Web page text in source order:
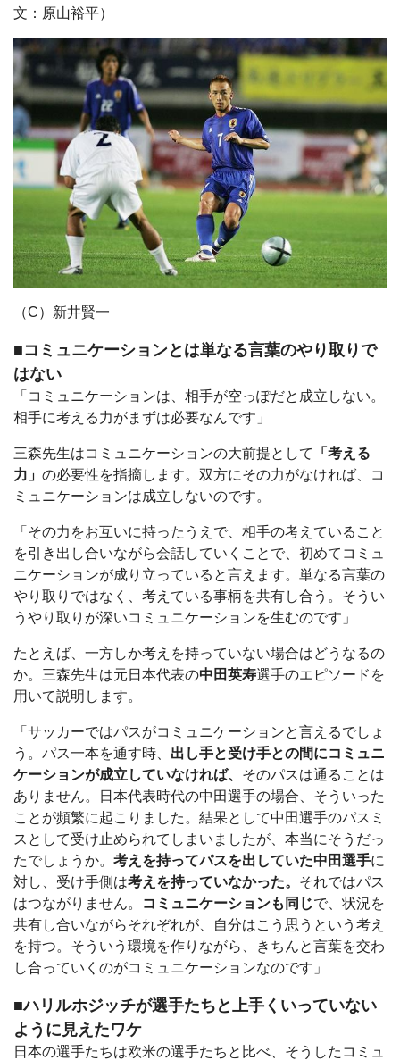
文：原山裕平）
（C）新井賢一
■コミュニケーションとは単なる言葉のやり取りで
はない
「コミュニケーションは、相手が空っぽだと成立しない。
相手に考える力がまずは必要なんです」
三森先生はコミュニケーションの大前提として
「考える
力」 の必要性を指摘します。双方にその力がなければ、コ
ミュニケーションは成立しないのです。
「その力をお互いに持ったうえで、相手の考えていること
を引き出し合いながら会話していくことで、初めてコミュ
ニケーションが成り立っていると言えます。単なる言葉の
やり取りではなく、考えている事柄を共有し合う。そうい
うやり取りが深いコミュニケーションを生むのです」
たとえば、一方しか考えを持っていない場合はどうなるの
か。三森先生は元日本代表の中田英寿選手のエピソードを
用いて説明します。
「サッカーではパスがコミュニケーションと言えるでしょ
う。パス一本を通す時、 出し手と受け手との間にコミュニ
ケーションが成立していなければ、 そのパスは通ることは
ありません。日本代表時代の中田選手の場合、そういった
ことが頻繁に起こりました。結果として中田選手のパスミ
スとして受け止められてしまいましたが、本当にそうだっ
たでしょうか。 考えを持ってパスを出していた中田選手に
対し、受け手側は考えを持っていなかった。 それではパス
はつながりません。
コミュニケーションも同じで、状況を
共有し合いながらそれぞれが、自分はこう思うという考え
を持つ。そういう環境を作りながら、きちんと言葉を交わ
し合っていくのがコミュニケーションなのです」
■ハリルホジッチが選手たちと上手くいっていない
ように見えたワケ
日本の選手たちは欧米の選手たちと比べ、そうしたコミュ